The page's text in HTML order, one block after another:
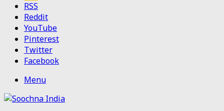
RSS
Reddit
YouTube
Pinterest
Twitter
Facebook
Menu